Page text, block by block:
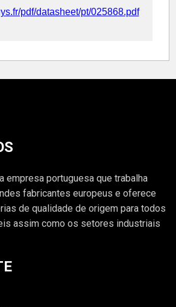
pdf/datasheet/pt/025868.pdf
empresa portuguesa que trabalha
fabricantes europeus e oferece
de qualidade de origem para todos
assim como os setores industriais